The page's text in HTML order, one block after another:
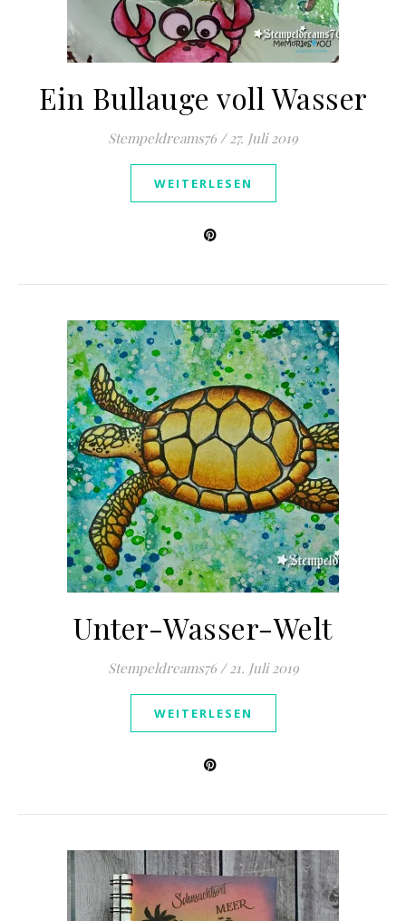
Ein Bullauge voll Wasser
Stempeldreams76 / 27. Juli 2019
WEITERLESEN
Unter-Wasser-Welt
Stempeldreams76 / 21. Juli 2019
WEITERLESEN